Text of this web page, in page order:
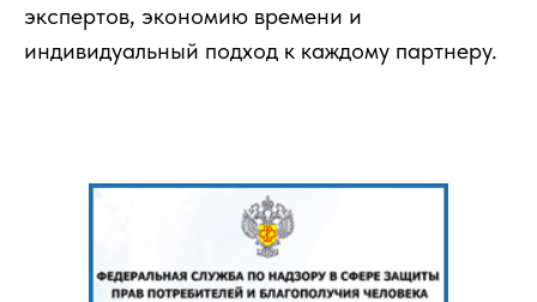
экспертов, экономию времени и
индивидуальный подход к каждому партнеру.